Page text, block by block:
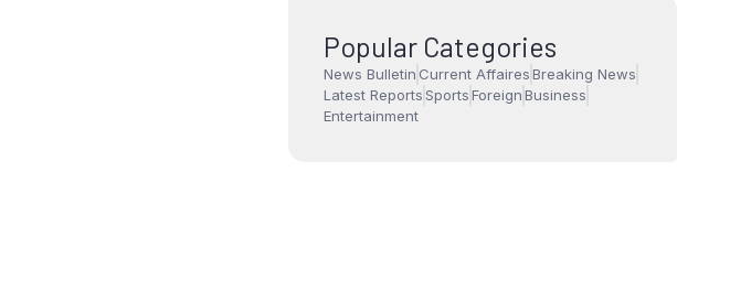
Popular Categories
News Bulletin Current AffairesBreaking News
Latest ReportsSportsForeignBusiness
Entertainment